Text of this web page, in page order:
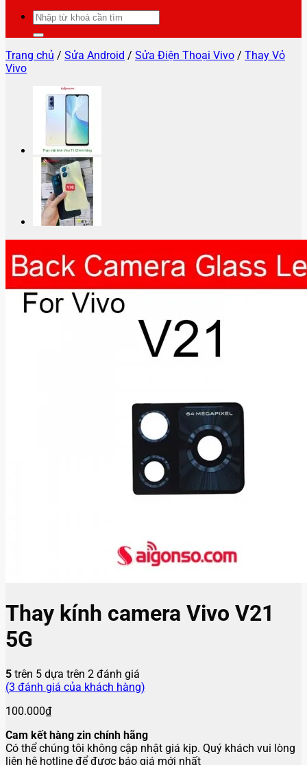
Tìm
kiếm:
Trang chủ / Sửa Android / Sửa Điện Thoại Vivo / Thay Vỏ
Vivo
Thay kính camera Vivo V21
5G
5 trên 5 dựa trên 2 đánh giá
(3 đánh giá của khách hàng)
100.000₫
Cam kết hàng zin chính hãng
Có thể chúng tôi không cập nhật giá kịp. Quý khách vui lòng
liên hệ hotline để được báo giá mới nhất